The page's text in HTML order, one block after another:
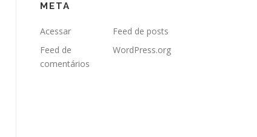
META
Acessar
Feed de posts
Feed de
comentários
WordPress.org